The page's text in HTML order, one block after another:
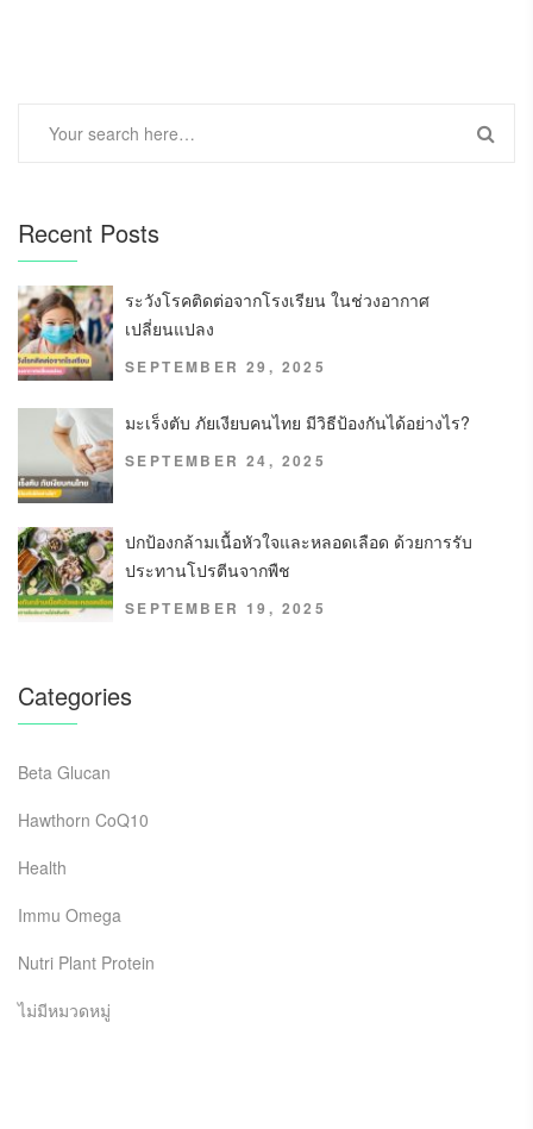
Recent Posts
ระวังโรคติดต่อจากโรงเรียน ในช่วงอากาศ
เปลี่ยนแปลง
SEPTEMBER 29, 2025
มะเร็งตับ ภัยเงียบคนไทย มีวิธีป้องกันได้อย่างไร?
SEPTEMBER 24, 2025
ปกป้องกล้ามเนื้อหัวใจและหลอดเลือด ด้วยการรับ
ประทานโปรตีนจากพืช
SEPTEMBER 19, 2025
Categories
Beta Glucan
Hawthorn CoQ10
Health
Immu Omega
Nutri Plant Protein
ไม่มีหมวดหมู่